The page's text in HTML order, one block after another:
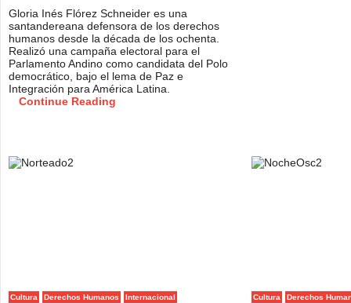
Gloria Inés Flórez Schneider es una
santandereana defensora de los derechos
humanos desde la década de los ochenta.
Realizó una campaña electoral para el
Parlamento Andino como candidata del Polo
democrático, bajo el lema de Paz e
Integración para América Latina.
Continue Reading
Cultura Derechos Humanos Internacional Cultura Derechos